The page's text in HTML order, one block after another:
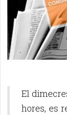
El
hores, es